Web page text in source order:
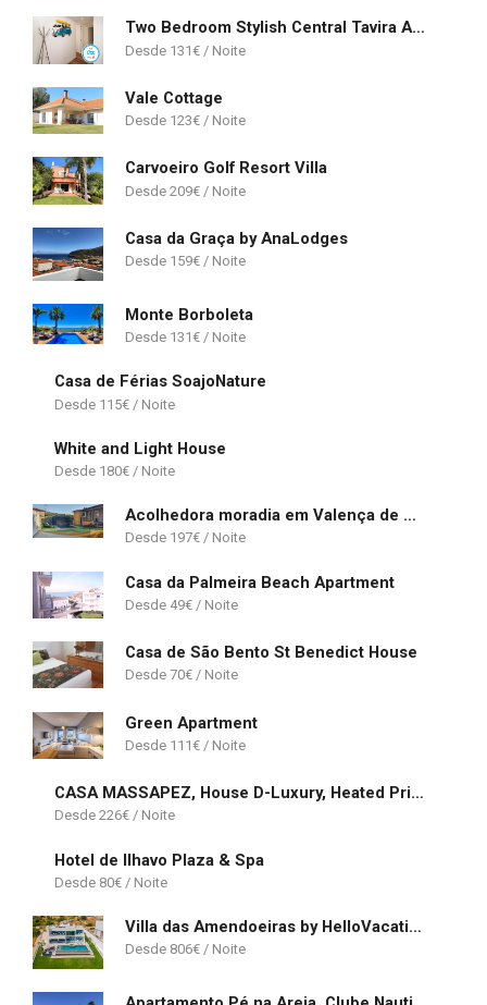
Two Bedroom Stylish Central Tavira Apartment.
131€
Vale Cottage
123€
Carvoeiro Golf Resort Villa
209€
Casa da Graça by AnaLodges
159€
Monte Borboleta
131€
Casa de Férias SoajoNature
115€
White and Light House
180€
Acolhedora moradia em Valença de Miño
197€
Casa da Palmeira Beach Apartment
49€
Casa de São Bento St Benedict House
70€
Green Apartment
111€
CASA MASSAPEZ, House D-Luxury, Heated Private Pool
226€
Hotel de Ilhavo Plaza & Spa
80€
Villa das Amendoeiras by HelloVacations
806€